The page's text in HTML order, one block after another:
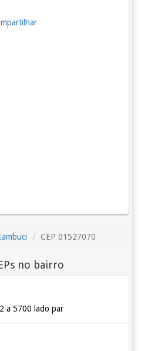
CEP 01527070
no bairro
a 5700 lado par